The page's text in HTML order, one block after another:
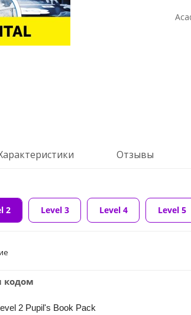
Отзывы
2 Level 3 Level 4 Level 5
кодом
2 Pupil's Book Pack